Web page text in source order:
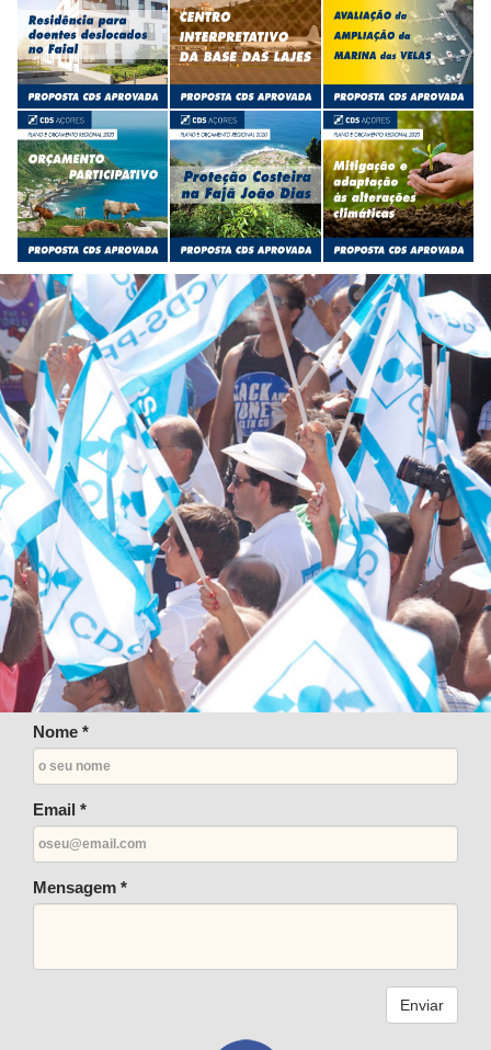
Nome *
Email *
Mensagem *
Enviar